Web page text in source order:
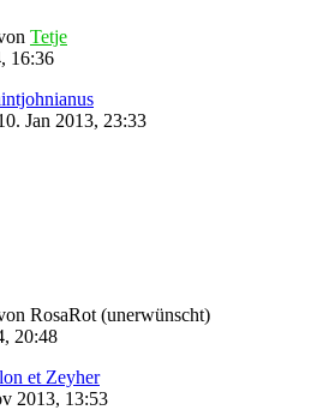
Tetje
16:36
Jan 2013, 23:33
RosaRot (unerwünscht)
20:48
et Zeyher
2013, 13:53